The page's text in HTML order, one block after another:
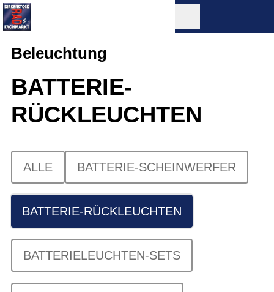
Beleuchtung
BATTERIE-
RÜCKLEUCHTEN
ALLE BATTERIE-SCHEINWERFER
BATTERIE-RÜCKLEUCHTEN
BATTERIELEUCHTEN-SETS